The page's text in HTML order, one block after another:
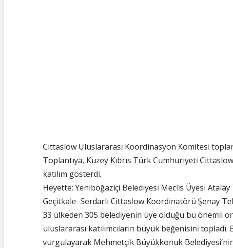
Cittaslow Uluslararası Koordinasyon Komitesi
Toplantıya, Kuzey Kıbrıs Türk Cumhuriyeti
katılım gösterdi.
Heyette; Yeniboğaziçi Belediyesi Meclis Üyesi
Geçitkale–Serdarlı Cittaslow Koordinatörü Şenay
33 ülkeden 305 belediyenin üye olduğu bu önemli
uluslararası katılımcıların büyük beğenisini
vurgulayarak Mehmetçik Büyükkonuk